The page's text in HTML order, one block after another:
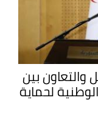
بين
لحماية